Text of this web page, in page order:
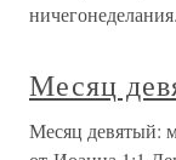
Месяц
Месяц девятый: